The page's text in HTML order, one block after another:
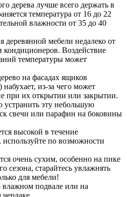
дерева лучше всего держать в
температура от 16 до 22
влажности от 35 до 40
деревянной мебели недалеко от
кондиционеров. Воздействие
температуры может
на фасадах ящиков
из-за чего может
при их открытии или закрытии.
устранить эту небольшую
свечи или парафин на боковины
высокой в течение
используйте по возможности
очень сухим, особенно на пике
сезона, старайтесь увлажнять
для мебели!
влажном подвале или на